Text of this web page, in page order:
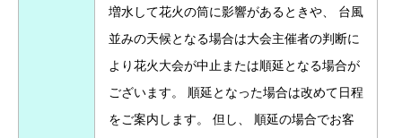
増水して花火の筒に影響があるときや、 台風
並みの天候となる場合は大会主催者の判断に
より花火大会が中止または順延となる場合が
ございます。 順延となった場合は改めて日程
をご案内します。 但し、 順延の場合でお客